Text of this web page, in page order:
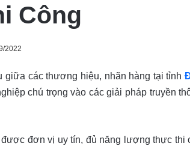
Công
2022
giữa các thương hiệu, nhãn hàng tại tỉnh
chú trọng vào các giải pháp truyền
được đơn vị uy tín, đủ năng lượng thực thi